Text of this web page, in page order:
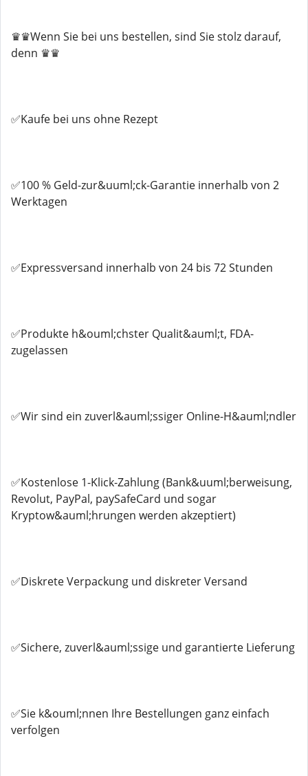
♛♛Wenn Sie bei uns bestellen, sind Sie stolz darauf,
denn ♛♛
✅Kaufe bei uns ohne Rezept
✅100 % Geld-zur&uuml;ck-Garantie innerhalb von 2
Werktagen
✅Expressversand innerhalb von 24 bis 72 Stunden
✅Produkte h&ouml;chster Qualit&auml;t, FDA-
zugelassen
✅Wir sind ein zuverl&auml;ssiger Online-H&auml;ndler
✅Kostenlose 1-Klick-Zahlung (Bank&uuml;berweisung,
Revolut, PayPal, paySafeCard und sogar
Kryptow&auml;hrungen werden akzeptiert)
✅Diskrete Verpackung und diskreter Versand
✅Sichere, zuverl&auml;ssige und garantierte Lieferung
✅Sie k&ouml;nnen Ihre Bestellungen ganz einfach
verfolgen